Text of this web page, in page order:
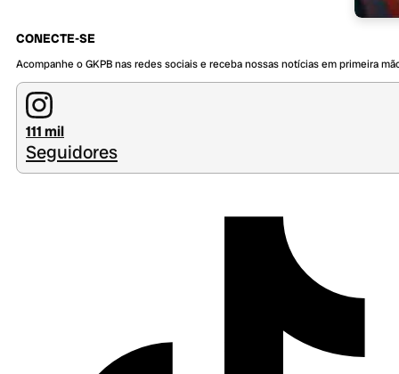
CONECTE-SE
Acompanhe o GKPB nas redes sociais e receba nossas notícias em primeira
111 mil
Seguidores